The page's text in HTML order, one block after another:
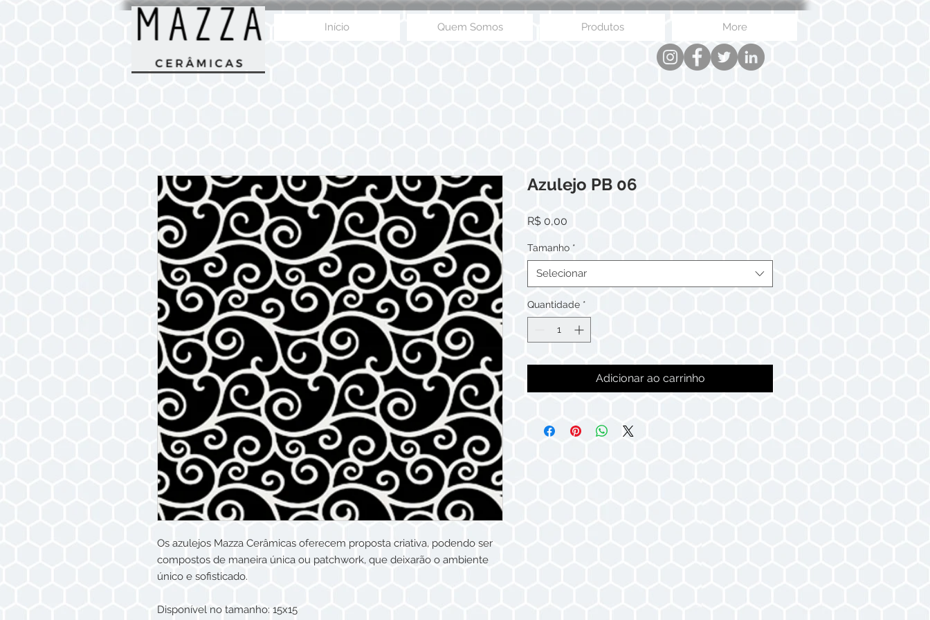
Início Quem Somos Produtos More
Os azulejos Mazza Cerâmicas oferecem proposta criativa, podendo ser
compostos de maneira única ou patchwork, que deixarão o ambiente
único e sofisticado.
Disponível no tamanho: 15x15
Azulejo PB 06
R$ 0,00
Tamanho *
Selecionar
Quantidade *
Adicionar ao carrinho